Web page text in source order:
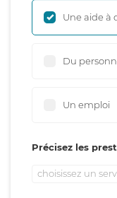
Une aide à
Du
Un emploi
Précisez les
choisissez un